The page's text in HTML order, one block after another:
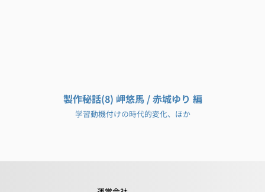
製作秘話(8) 岬悠馬 / 赤城ゆり 編
学習動機付けの時代的変化、ほか